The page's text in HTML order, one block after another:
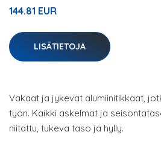
144.81 EUR
LISÄTIETOJA
Vakaat ja jykevät alumiinitikkaat,
työn. Kaikki askelmat ja
niitattu, tukeva taso ja hylly.